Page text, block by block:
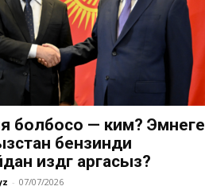
болбосо — ким? Эмнеге
бензинди
издөөгө аргасыз?
- 07/07/2026